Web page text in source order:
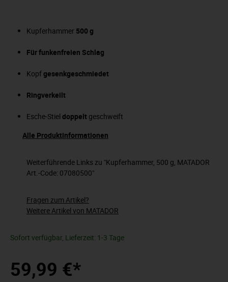
Kupferhammer 500 g
Für funkenfreien Schlag
Kopfgesenkgeschmiedet
Ringverkeilt
Esche-Stiel doppelt geschweift
Alle Produktinformationen
Weiterführende Links zu "Kupferhammer, 500 g, MATADOR
Art.-Code: 07080500"
Fragen zum Artikel?
Weitere Artikel von MATADOR
Sofort verfügbar, Lieferzeit: 1-3 Tage
59,99 €*